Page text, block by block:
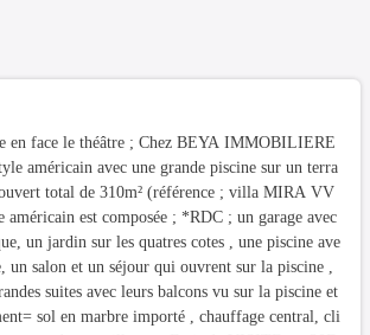
en face le théâtre ; Chez BEYA IMMOBILIERE
américain avec une grande piscine sur un terra
total de 310m² (référence ; villa MIRA VV
est composée ; *RDC ; un garage avec
un jardin sur les quatres cotes , une piscine ave
un salon et un séjour qui ouvrent sur la piscine ,
suites avec leurs balcons vu sur la piscine et
sol en marbre importé , chauffage central, cli